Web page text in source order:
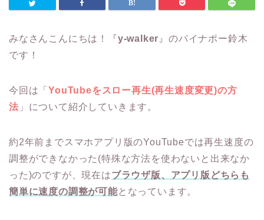
みなさんこんにちは！『y-walker 』のパイナポー鈴木
です！
今回は「YouTubeをスロー再生(再生速度変更)の方
法 」について紹介していきます。
約2年前までスマホアプリ版のYouTubeでは再生速度の
調整ができなかった(特殊な方法を使わないと出来なか
った)のですが、現在はブラウザ版、アプリ版どちらも
簡単に速度の調整が可能となっています。